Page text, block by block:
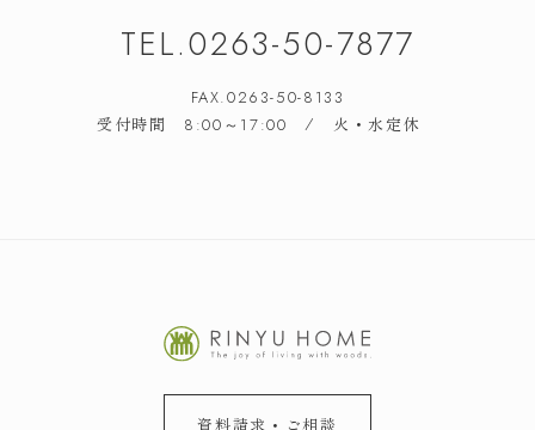
TEL.0263-50-7877
FAX.0263-50-8133
受付時間 8:00～17:00 / 火・水定休
資料請求・ご相談